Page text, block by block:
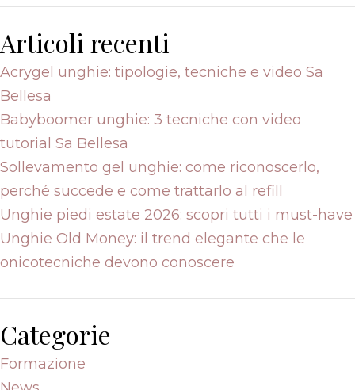
Articoli recenti
Acrygel unghie: tipologie, tecniche e video Sa
Bellesa
Babyboomer unghie: 3 tecniche con video
tutorial Sa Bellesa
Sollevamento gel unghie: come riconoscerlo,
perché succede e come trattarlo al refill
Unghie piedi estate 2026: scopri tutti i must-have
Unghie Old Money: il trend elegante che le
onicotecniche devono conoscere
Categorie
Formazione